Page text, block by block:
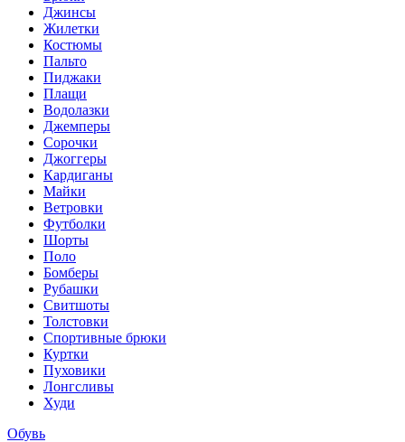
Джинсы
Жилетки
Костюмы
Пальто
Пиджаки
Плащи
Водолазки
Джемперы
Сорочки
Джоггеры
Кардиганы
Майки
Ветровки
Футболки
Шорты
Поло
Бомберы
Рубашки
Свитшоты
Толстовки
Спортивные брюки
Куртки
Пуховики
Лонгсливы
Худи
Обувь